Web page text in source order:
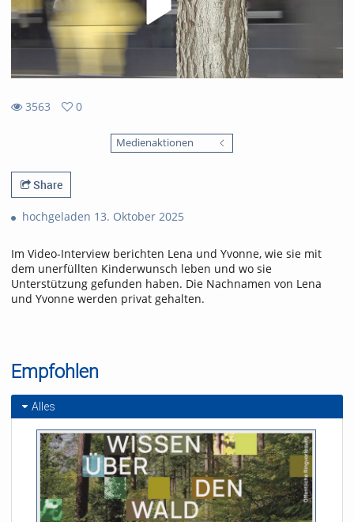
3563
0
Medienaktionen
Share
hochgeladen 13. Oktober 2025
Im Video-Interview berichten Lena und Yvonne, wie sie mit
dem unerfüllten Kinderwunsch leben und wo sie
Unterstützung gefunden haben. Die Nachnamen von Lena
und Yvonne werden privat gehalten.
Empfohlen
Alles